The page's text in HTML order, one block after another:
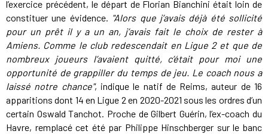
l’exercice précédent, le départ de Florian Bianchini était loin de
constituer une évidence. "Alors que j’avais déjà été sollicité
pour un prêt il y a un an, j’avais fait le choix de rester à
Amiens. Comme le club redescendait en Ligue 2 et que de
nombreux joueurs l’avaient quitté, c’était pour moi une
opportunité de grappiller du temps de jeu. Le coach nous a
laissé notre chance", indique le natif de Reims, auteur de 16
apparitions dont 14 en Ligue 2 en 2020-2021 sous les ordres d’un
certain Oswald Tanchot. Proche de Gilbert Guérin, l’ex-coach du
Havre, remplacé cet été par Philippe Hinschberger sur le banc